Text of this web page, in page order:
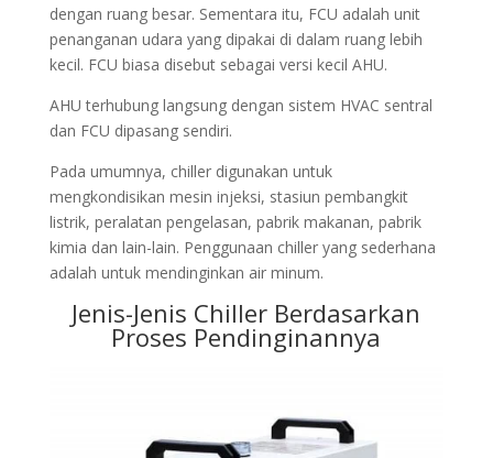
dengan ruang besar. Sementara itu, FCU adalah unit
penanganan udara yang dipakai di dalam ruang lebih
kecil. FCU biasa disebut sebagai versi kecil AHU.
AHU terhubung langsung dengan sistem HVAC sentral
dan FCU dipasang sendiri.
Pada umumnya, chiller digunakan untuk
mengkondisikan mesin injeksi, stasiun pembangkit
listrik, peralatan pengelasan, pabrik makanan, pabrik
kimia dan lain-lain. Penggunaan chiller yang sederhana
adalah untuk mendinginkan air minum.
Jenis-Jenis Chiller Berdasarkan
Proses Pendinginannya